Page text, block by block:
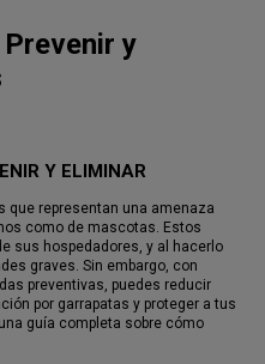
y
Y ELIMINAR
que representan una amenaza
como de mascotas. Estos
sus hospedadores, y al hacerlo
graves. Sin embargo, con
preventivas, puedes reducir
por garrapatas y proteger a tus
guía completa sobre cómo